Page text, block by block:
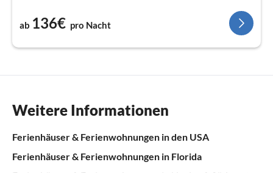
ab 136€ pro Nacht
Weitere Informationen
Ferienhäuser & Ferienwohnungen in den USA
Ferienhäuser & Ferienwohnungen in Florida